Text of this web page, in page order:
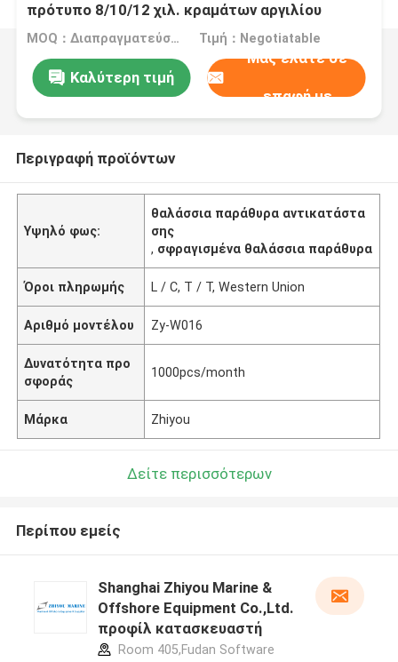
πρότυπο 8/10/12 χιλ. κραμάτων αργιλίου
πάχους
MOQ：Διαπραγματεύσιμο Τιμή：Negotiatable
Καλύτερη τιμή
Μας ελάτε σε
επαφή με
Περιγραφή προϊόντων
Υψηλό φως:
θαλάσσια παράθυρα αντικατάστα
σης
, σφραγισμένα θαλάσσια παράθυρα
Όροι πληρωμής L / C, T / T, Western Union
Αριθμό μοντέλου Zy-W016
Δυνατότητα προ
σφοράς
1000pcs/month
Μάρκα Zhiyou
Δείτε περισσότερων
Περίπου εμείς
Shanghai Zhiyou Marine &
Offshore Equipment Co.,Ltd.
προφίλ κατασκευαστή
Room 405,Fudan Software